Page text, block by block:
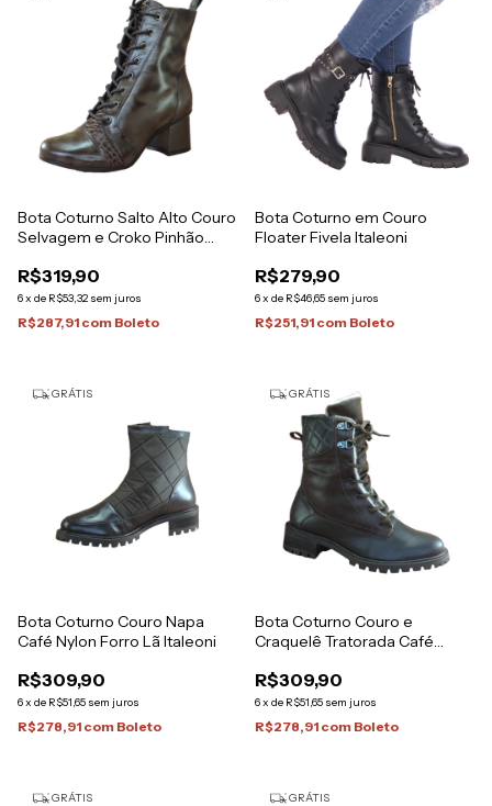
Bota Coturno Salto Alto Couro
Selvagem e Croko Pinhão
R$319,90
6x de R$53,32 sem juros
R$287,91 com Boleto
Bota Coturno em Couro
Floater Fivela Italeoni
R$279,90
6x de R$46,65 sem juros
R$251,91 com Boleto
GRÁTIS
Bota Coturno Couro Napa
Café Nylon Forro Lã Italeoni
R$309,90
6x de R$51,65 sem juros
R$278,91 com Boleto
GRÁTIS
Bota Coturno Couro e
Craquelê Tratorada Café
R$309,90
6x de R$51,65 sem juros
R$278,91 com Boleto
GRÁTIS GRÁTIS